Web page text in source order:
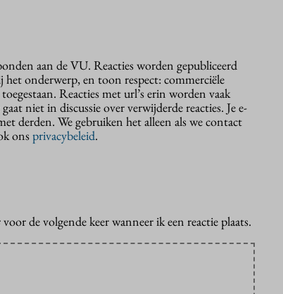
aan de VU. Reacties worden gepubliceerd
onderwerp, en toon respect: commerciële
Reacties met url’s erin worden vaak
niet in discussie over verwijderde reacties. Je e-
derden. We gebruiken het alleen als we contact
onsprivacybeleid.
de volgende keer wanneer ik een reactie plaats.